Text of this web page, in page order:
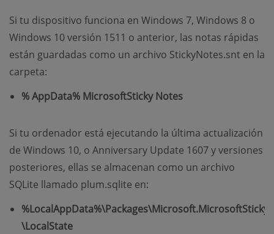
Si tu dispositivo funciona en Windows 7, Windows 8 o
Windows 10 versión 1511 o anterior, las notas rápidas
están guardadas como un archivo StickyNotes.snt en la
carpeta:
% AppData% MicrosoftSticky Notes
Si tu ordenador está ejecutando la última actualización
de Windows 10, o Anniversary Update 1607 y versiones
posteriores, ellas se almacenan como un archivo
SQLite llamado plum.sqlite en:
\LocalState